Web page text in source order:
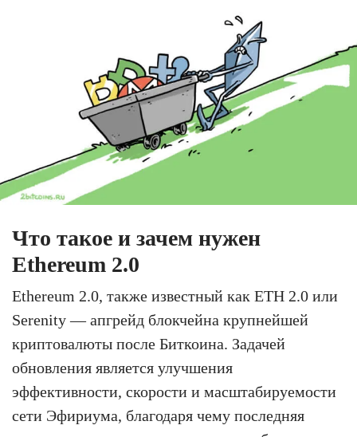
Что такое и зачем нужен
Ethereum 2.0
Ethereum 2.0, также известный как ETH 2.0 или
Serenity — апгрейд блокчейна крупнейшей
криптовалюты после Биткоина. Задачей
обновления является улучшения
эффективности, скорости и масштабируемости
сети Эфириума, благодаря чему последняя